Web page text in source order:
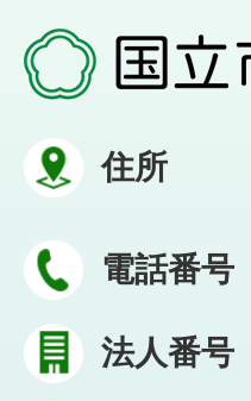
住所
電話番号
法人番号